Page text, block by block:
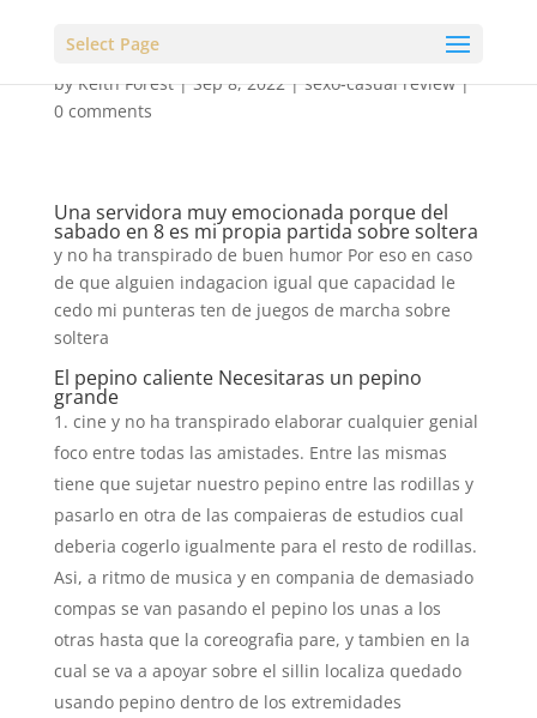
Select Page
byKeith Forest|Sep 8, 2022|sexo-casual review|
0 comments
Una servidora muy emocionada porque del
sabado en 8 es mi propia partida sobre soltera
y no ha transpirado de buen humor Por eso en caso
de que alguien indagacion igual que capacidad le
cedo mi punteras ten de juegos de marcha sobre
soltera
El pepino caliente Necesitaras un pepino
grande
cine y no ha transpirado elaborar cualquier genial
foco entre todas las amistades. Entre las mismas
tiene que sujetar nuestro pepino entre las rodillas y
pasarlo en otra de las compaieras de estudios cual
deberia cogerlo igualmente para el resto de rodillas.
Asi, a ritmo de musica y en compania de demasiado
compas se van pasando el pepino los unas a los
otras hasta que la coreografia pare, y tambien en la
cual se va a apoyar sobre el silli­n localiza quedado
usando pepino dentro de los extremidades